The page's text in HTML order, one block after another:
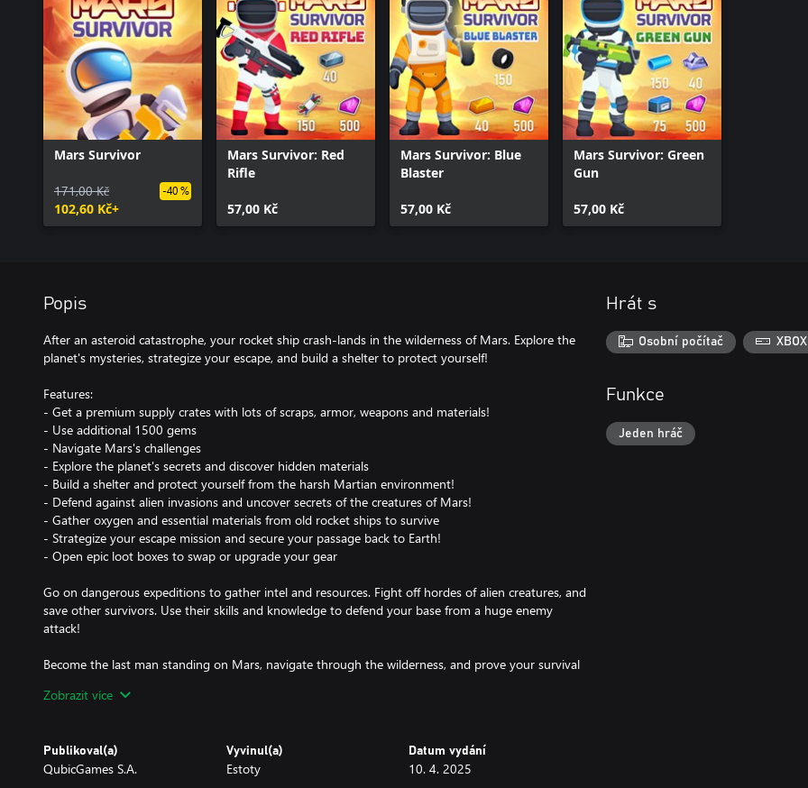
Mars Survivor
171,00 Kč
102,60 Kč+
-40 %
Mars Survivor: Red
Rifle
57,00 Kč
Mars Survivor: Blue
Blaster
57,00 Kč
Mars Survivor: Green
Gun
57,00 Kč
Popis
After an asteroid catastrophe, your rocket ship crash-lands in the wilderness of Mars. Explore the
planet's mysteries, strategize your escape, and build a shelter to protect yourself!
Features:
- Get a premium supply crates with lots of scraps, armor, weapons and materials!
- Use additional 1500 gems
- Navigate Mars's challenges
- Explore the planet's secrets and discover hidden materials
- Build a shelter and protect yourself from the harsh Martian environment!
- Defend against alien invasions and uncover secrets of the creatures of Mars!
- Gather oxygen and essential materials from old rocket ships to survive
- Strategize your escape mission and secure your passage back to Earth!
- Open epic loot boxes to swap or upgrade your gear
Go on dangerous expeditions to gather intel and resources. Fight off hordes of alien creatures, and
save other survivors. Use their skills and knowledge to defend your base from a huge enemy
attack!
Become the last man standing on Mars, navigate through the wilderness, and prove your survival
Zobrazit více
Publikoval(a)
QubicGames S.A.
Vyvinul(a)
Estoty
Datum vydání
10. 4. 2025
Hrát s
Osobní počítač
Funkce
Jeden hráč